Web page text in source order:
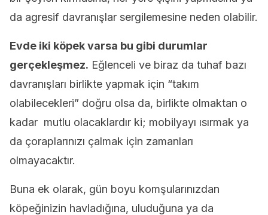
da agresif davranışlar sergilemesine neden olabilir.
Evde iki köpek varsa bu gibi durumlar
gerçekleşmez. Eğlenceli ve biraz da tuhaf bazı
davranışları birlikte yapmak için “takım
olabilecekleri” doğru olsa da, birlikte olmaktan o
kadar mutlu olacaklardır ki; mobilyayı ısırmak ya
da çoraplarınızı çalmak için zamanları
olmayacaktır.
Buna ek olarak, gün boyu komşularınızdan
köpeğinizin havladığına, uluduğuna ya da